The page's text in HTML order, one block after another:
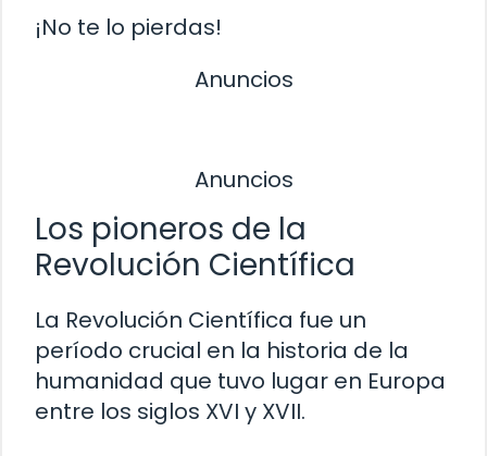
¡No te lo pierdas!
Anuncios
Anuncios
Los pioneros de la
Revolución Científica
La Revolución Científica fue un
período crucial en la historia de la
humanidad que tuvo lugar en Europa
entre los siglos XVI y XVII.